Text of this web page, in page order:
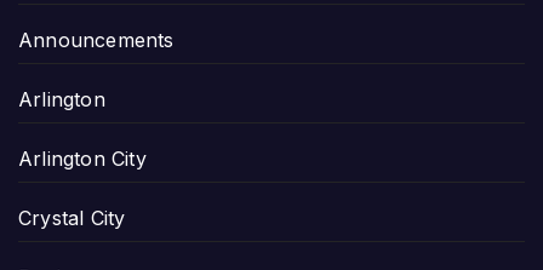
Announcements
Arlington
Arlington City
Crystal City